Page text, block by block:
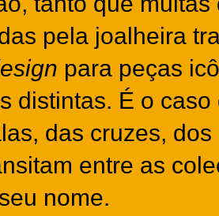
pela joalheira
para peças
distintas. É o
das cruzes,
entre as
nome.